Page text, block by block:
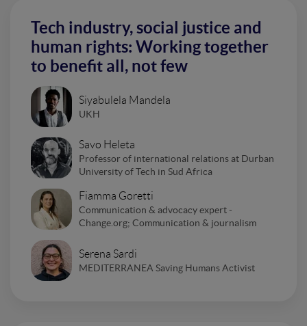
Tech industry, social justice and
human rights: Working together
to benefit all, not few
Siyabulela Mandela
UKH
Savo Heleta
Professor of international relations at Durban
University of Tech in Sud Africa
Fiamma Goretti
Communication & advocacy expert -
Change.org; Communication & journalism
Serena Sardi
MEDITERRANEA Saving Humans Activist